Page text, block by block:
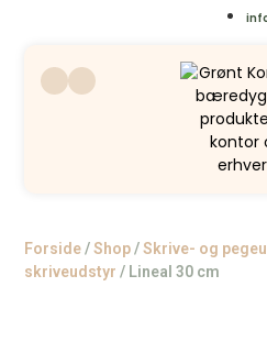
Forside/Shop/Skrive- og
skriveudstyr / Lineal 30 cm